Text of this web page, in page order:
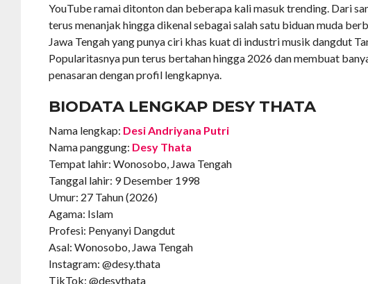
YouTube ramai ditonton dan beberapa kali masuk trending. Dari
terus menanjak hingga dikenal sebagai salah satu biduan muda
Jawa Tengah yang punya ciri khas kuat di industri musik dangdut
Popularitasnya pun terus bertahan hingga 2026 dan membuat
penasaran dengan profil lengkapnya.
BIODATA LENGKAP DESY THATA
Nama lengkap: Desi Andriyana Putri
Nama panggung: Desy Thata
Tempat lahir: Wonosobo, Jawa Tengah
Tanggal lahir: 9 Desember 1998
Umur: 27 Tahun (2026)
Agama: Islam
Profesi: Penyanyi Dangdut
Asal: Wonosobo, Jawa Tengah
Instagram: @desy.thata
TikTok: @desythata